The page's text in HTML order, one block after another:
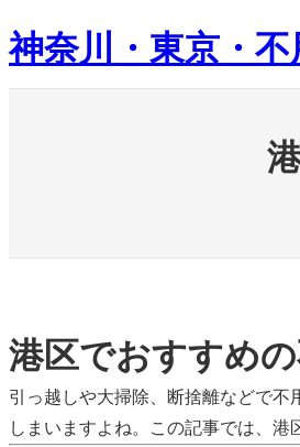
容
を
神奈川・東京・
港区でおすすめ
引っ越しや大掃除、断捨離などで
しまいますよね。この記事では、港